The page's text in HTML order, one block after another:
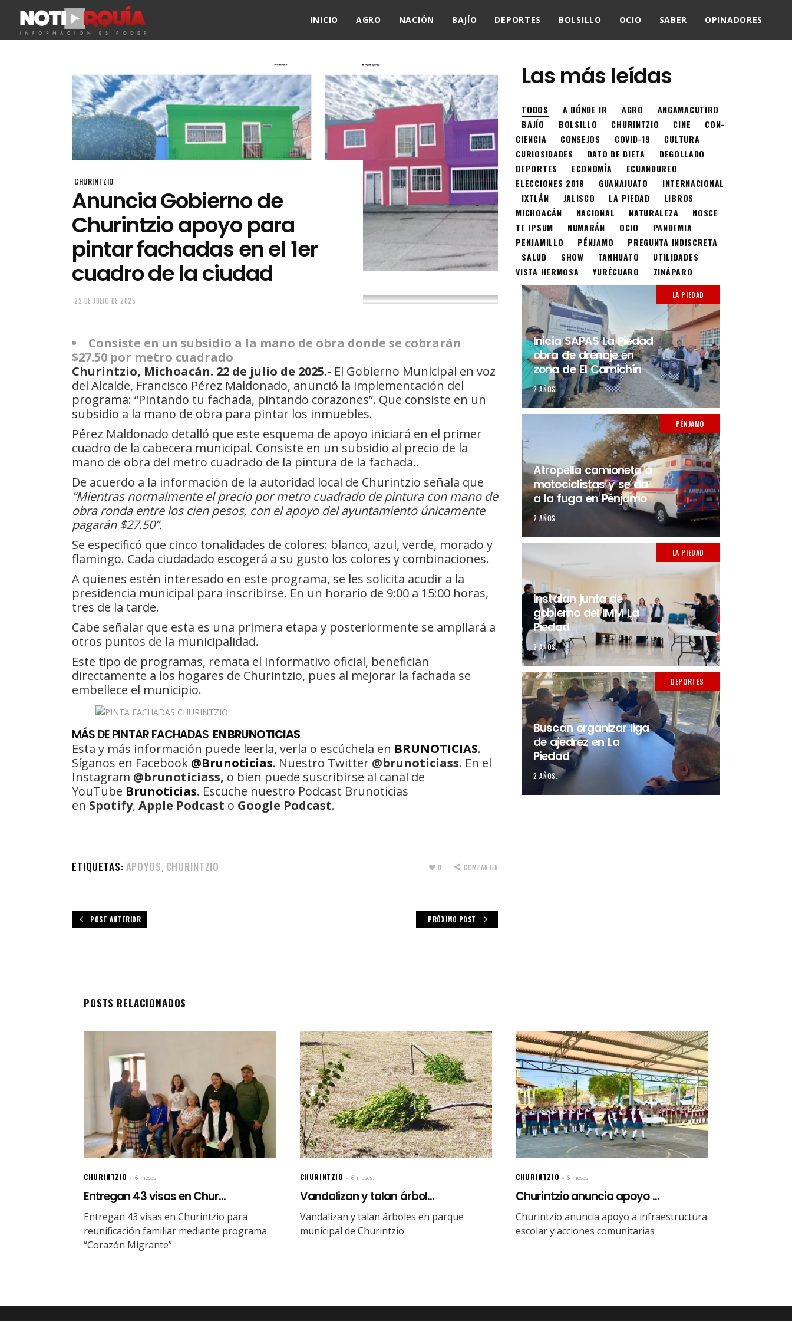
INICIO AGRO NACIÓN BAJÍO DEPORTES BOLSILLO OCIO SABER OPINADORES
CHURINTZIO
Anuncia Gobierno de
Churintzio apoyo para
pintar fachadas en el 1er
cuadro de la ciudad
22 DE JULIO DE 2025
Consiste en un subsidio a la mano de obra donde se cobrarán
$27.50 por metro cuadrado
Churintzio, Michoacán. 22 de julio de 2025.- El Gobierno Municipal en voz
del Alcalde, Francisco Pérez Maldonado, anunció la implementación del
programa: “Pintando tu fachada, pintando corazones”. Que consiste en un
subsidio a la mano de obra para pintar los inmuebles.
Pérez Maldonado detalló que este esquema de apoyo iniciará en el primer
cuadro de la cabecera municipal. Consiste en un subsidio al precio de la
mano de obra del metro cuadrado de la pintura de la fachada..
De acuerdo a la información de la autoridad local de Churintzio señala que
“Mientras normalmente el precio por metro cuadrado de pintura con mano de
obra ronda entre los cien pesos, con el apoyo del ayuntamiento únicamente
pagarán $27.50”.
Se especificó que cinco tonalidades de colores: blanco, azul, verde, morado y
flamingo. Cada ciudadado escogerá a su gusto los colores y combinaciones.
A quienes estén interesado en este programa, se les solicita acudir a la
presidencia municipal para inscribirse. En un horario de 9:00 a 15:00 horas,
tres de la tarde.
Cabe señalar que esta es una primera etapa y posteriormente se ampliará a
otros puntos de la municipalidad.
Este tipo de programas, remata el informativo oficial, benefician
directamente a los hogares de Churintzio, pues al mejorar la fachada se
embellece el municipio.
MÁS DE PINTAR FACHADAS EN BRUNOTICIAS
Esta y más información puede leerla, verla o escúchela en BRUNOTICIAS.
Síganos en Facebook @Brunoticias. Nuestro Twitter @brunoticiass. En el
Instagram @brunoticiass, o bien puede suscribirse al canal de
YouTube Brunoticias. Escuche nuestro Podcast Brunoticias
en Spotify, Apple Podcast o Google Podcast.
ETIQUETAS: APOYOS, CHURINTZIO 0 COMPARTIR
POST ANTERIOR PRÓXIMO POST
Las más leídas
TODOS A DÓNDE IR AGRO
ANGAMACUTIRO
BAJÍO
BOLSILLO CHURINTZIO CINE
CON-
CIENCIA
CONSEJOS COVID-19
CULTURA
CURIOSIDADES
DATO DE DIETA
DEGOLLADO
DEPORTES
ECONOMÍA
ECUANDUREO
ELECCIONES 2018
GUANAJUATO
INTERNACIONAL
IXTLÁN
JALISCO LA PIEDAD
LIBROS
MICHOACÁN
NACIONAL NATURALEZA
NOSCE
TE IPSUM
NUMARÁN OCIO
PANDEMIA
PENJAMILLO
PÉNJAMO
PREGUNTA INDISCRETA
SALUD
SHOW TANHUATO
UTILIDADES
VISTA HERMOSA
YURÉCUARO ZINÁPARO
LA PIEDAD
Inicia SAPAS La Piedad
obra de drenaje en
zona de El Camichín
2 AÑOS.
PÉNJAMO
Atropella camioneta a
motociclistas y se da
a la fuga en Pénjamo
2 AÑOS.
LA PIEDAD
Instalan junta de
gobierno del IMM La
Piedad
2 AÑOS.
DEPORTES
Buscan organizar liga
de ajedrez en La
Piedad
2 AÑOS.
POSTS RELACIONADOS
CHURINTZIO 6 meses.
Entregan 43 visas en Chur...
Entregan 43 visas en Churintzio para
reunificación familiar mediante programa
“Corazón Migrante”
CHURINTZIO 6 meses.
Vandalizan y talan árbol...
Vandalizan y talan árboles en parque
municipal de Churintzio
CHURINTZIO 6 meses.
Churintzio anuncia apoyo ...
Churintzio anuncia apoyo a infraestructura
escolar y acciones comunitarias